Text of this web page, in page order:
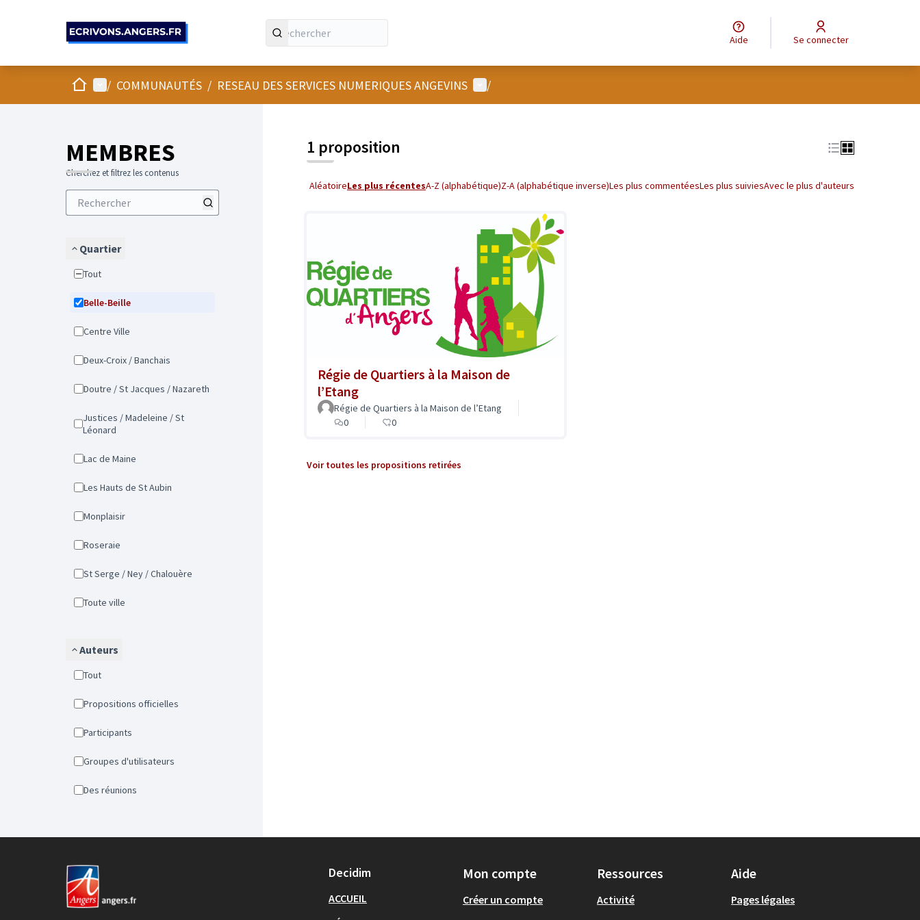
Aide Se connecter
AccueilMenu principal
/ COMMUNAUTÉS / RESEAU DES SERVICES NUMERIQUES ANGEVINS Menu utilisateur
/
MEMBRES
Cherchez et filtrez les contenus
Quartier
Tout
Belle-Beille
Centre Ville
Deux-Croix / Banchais
Doutre / St Jacques / Nazareth
Justices / Madeleine / St
Léonard
Lac de Maine
Les Hauts de St Aubin
Monplaisir
Roseraie
St Serge / Ney / Chalouère
Toute ville
Auteurs
Tout
Propositions officielles
Participants
Groupes d'utilisateurs
Des réunions
1 proposition
AléatoireLes plus récentesA-Z (alphabétique)Z-A (alphabétique inverse)Les plus commentéesLes plus suiviesAvec le plus d'auteurs
Régie de Quartiers à la Maison de
l’Etang
Régie de Quartiers à la Maison de l’Etang
0
0
Voir toutes les propositions retirées
Decidim
ACCUEIL
Mon compte
Créer un compte
Ressources
Activité
Aide
Pages légales